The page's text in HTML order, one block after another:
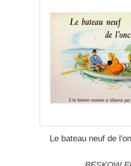
Le bateau neuf de